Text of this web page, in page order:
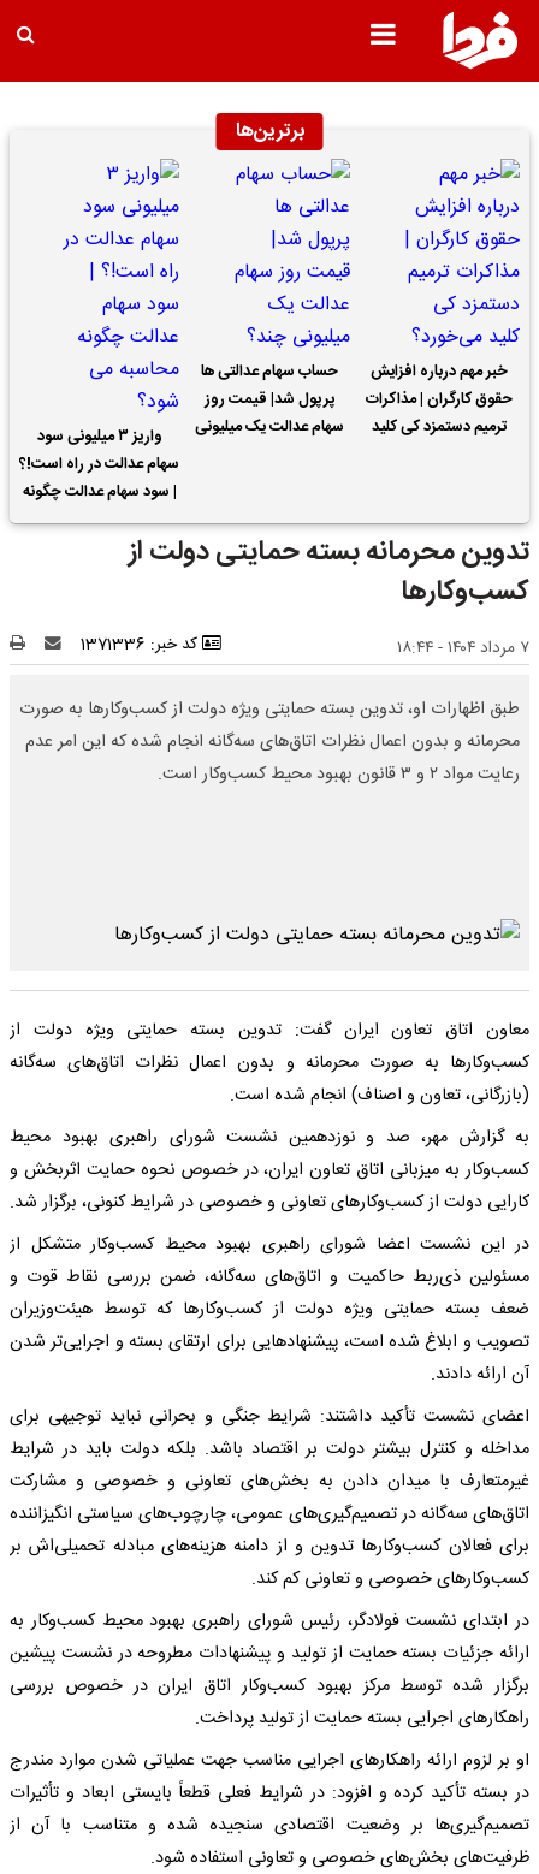
برترین‌ها
خبر مهم درباره افزایش
حقوق کارگران | مذاکرات
ترمیم دستمزد کی کلید
حساب سهام عدالتی ها
پرپول شد| قیمت روز
سهام عدالت یک میلیونی
واریز ۳ میلیونی سود
سهام عدالت در راه است!؟
| سود سهام عدالت چگونه
محاسبه می شود؟
تدوین محرمانه بسته حمایتی دولت از
کسب‌وکارها
۷ مرداد ۱۴۰۴ - ۱۸:۴۴ کد خبر: 1371336
طبق اظهارات او، تدوین بسته حمایتی ویژه دولت از کسب‌وکارها به صورت
محرمانه و بدون اعمال نظرات اتاق‌های سه‌گانه انجام شده که این امر عدم
رعایت مواد ۲ و ۳ قانون بهبود محیط کسب‌وکار است.
معاون اتاق تعاون ایران گفت: تدوین بسته حمایتی ویژه دولت از
کسب‌وکارها به صورت محرمانه و بدون اعمال نظرات اتاق‌های سه‌گانه
(بازرگانی، تعاون و اصناف) انجام شده است.
به گزارش مهر، صد و نوزدهمین نشست شورای راهبری بهبود محیط
کسب‌وکار به میزبانی اتاق تعاون ایران، در خصوص نحوه حمایت اثربخش و
کارایی دولت از کسب‌وکارهای تعاونی و خصوصی در شرایط کنونی، برگزار شد.
در این نشست اعضا شورای راهبری بهبود محیط کسب‌وکار متشکل از
مسئولین ذی‌ربط حاکمیت و اتاق‌های سه‌گانه، ضمن بررسی نقاط قوت و
ضعف بسته حمایتی ویژه دولت از کسب‌وکارها که توسط هیئت‌وزیران
تصویب و ابلاغ شده است، پیشنهادهایی برای ارتقای بسته و اجرایی‌تر شدن
آن ارائه دادند.
اعضای نشست تأکید داشتند: شرایط جنگی و بحرانی نباید توجیهی برای
مداخله و کنترل بیشتر دولت بر اقتصاد باشد. بلکه دولت باید در شرایط
غیرمتعارف با میدان دادن به بخش‌های تعاونی و خصوصی و مشارکت
اتاق‌های سه‌گانه در تصمیم‌گیری‌های عمومی، چارچوب‌های سیاستی انگیزاننده
برای فعالان کسب‌وکارها تدوین و از دامنه هزینه‌های مبادله تحمیلی‌اش بر
کسب‌وکارهای خصوصی و تعاونی کم کند.
در ابتدای نشست فولادگر، رئیس شورای راهبری بهبود محیط کسب‌وکار به
ارائه جزئیات بسته حمایت از تولید و پیشنهادات مطروحه در نشست پیشین
برگزار شده توسط مرکز بهبود کسب‌وکار اتاق ایران در خصوص بررسی
راهکارهای اجرایی بسته حمایت از تولید پرداخت.
او بر لزوم ارائه راهکارهای اجرایی مناسب جهت عملیاتی شدن موارد مندرج
در بسته تأکید کرده و افزود: در شرایط فعلی قطعاً بایستی ابعاد و تأثیرات
تصمیم‌گیری‌ها بر وضعیت اقتصادی سنجیده شده و متناسب با آن از
ظرفیت‌های بخش‌های خصوصی و تعاونی استفاده شود.